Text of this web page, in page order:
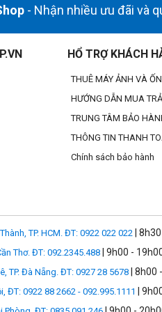
trang trí bằng dây kéo YKK
thiết kế tỉ mỉ để bảo vệ thiết bị
không bị gián đoạn, biến mọi
đồ; đó là về quyền truy cập có tổ
Dây đeo tùy chọn và khả năng
nhỏ (một ống kính gắn vào máy
Pro 2), điều khiển từ xa, pin
- Nhận nhiều ưu đãi và
HỔ TRỢ KHÁCH
THUÊ MÁY ẢNH VÀ
HƯỚNG DẪN MUA
TRUNG TÂM BẢO
THÔNG TIN THANH
Chính sách bảo hành
TP. HCM. ĐT: 0922 022 022 |
Thơ. ĐT: 092.2345.488 | 9h00 -
TP. Đà Nẵng. ĐT: 0927 28 5678 | 8h00
ĐT: 0922 88 2662 - 092.995.1111
|